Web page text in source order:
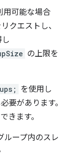
用可能な場合
クエストし、
の上限を
を使用し
要があります。
きます。
ループ内のスレ